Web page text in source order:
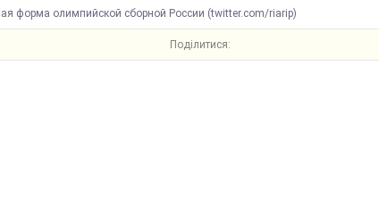
форма олимпийской сборной России (twitter.com/riarip)
Поділитися: